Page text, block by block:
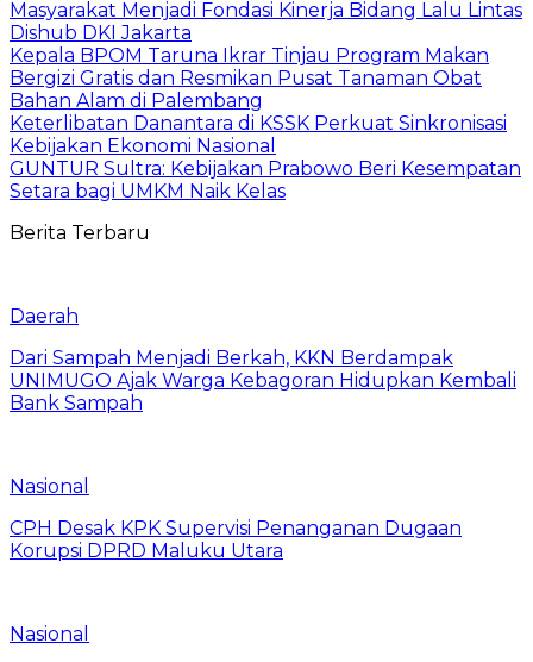
Masyarakat Menjadi Fondasi Kinerja Bidang Lalu Lintas
Dishub DKI Jakarta
Kepala BPOM Taruna Ikrar Tinjau Program Makan
Bergizi Gratis dan Resmikan Pusat Tanaman Obat
Bahan Alam di Palembang
Keterlibatan Danantara di KSSK Perkuat Sinkronisasi
Kebijakan Ekonomi Nasional
GUNTUR Sultra: Kebijakan Prabowo Beri Kesempatan
Setara bagi UMKM Naik Kelas
Berita Terbaru
Daerah
Dari Sampah Menjadi Berkah, KKN Berdampak
UNIMUGO Ajak Warga Kebagoran Hidupkan Kembali
Bank Sampah
Nasional
CPH Desak KPK Supervisi Penanganan Dugaan
Korupsi DPRD Maluku Utara
Nasional